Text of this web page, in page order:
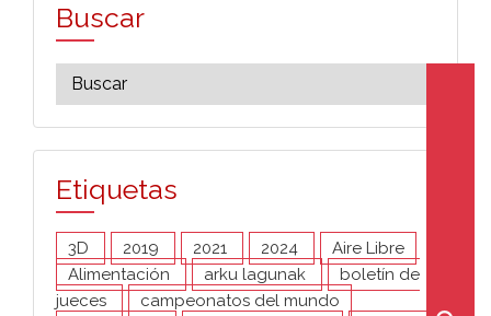
Buscar
Etiquetas
3D 2019 2021 2024
Aire Libre
Alimentación
arku lagunak
boletín de
jueces
campeonatos del mundo